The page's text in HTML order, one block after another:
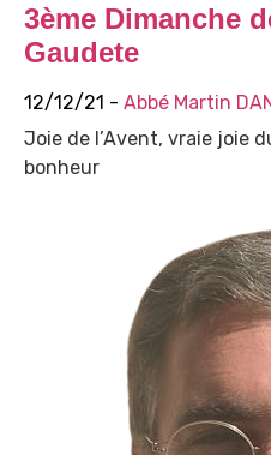
3ème Dimanche
Gaudete
12/12/21 - Abbé Martin
Joie de l’Avent, vraie joie
bonheur